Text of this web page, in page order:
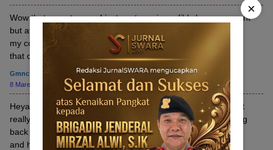
Wow that was strange. I just wrote an incredibly long comment
but after I clicked submit
my comment didn’t show up. Grrrr… well I’m not writing all
that over again. Anyways, just wanted to say excellent blog!
Gmnc
8 Maret 2026 pukul 1:03 pm
Heya i’m for the first time here. I found this board and I find It
really useful & it helped me out a lot. I hope to give something
back
and help others like you helped me.
×